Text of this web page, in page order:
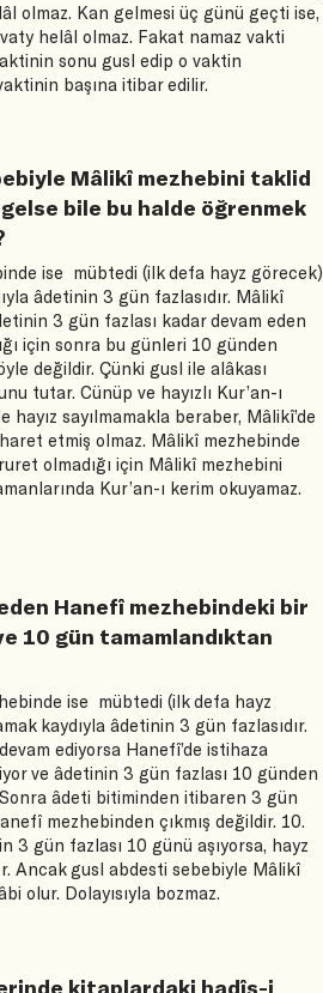
olmaz. Kan gelmesi üç günü geçti ise,
helâl olmaz. Fakat namaz vakti
sonu gusl edip o vaktin
başına itibar edilir.
Mâlikî mezhebini taklid
bile bu halde öğrenmek
ise mübtedi (ilk defa hayz görecek)
âdetinin 3 gün fazlasıdır. Mâlikî
3 gün fazlası kadar devam eden
için sonra bu günleri 10 günden
değildir. Çünki gusl ile alâkası
tutar. Cünüp ve hayızlı Kur’an-ı
sayılmamakla beraber, Mâlikî’de
etmiş olmaz. Mâlikî mezhebinde
olmadığı için Mâlikî mezhebini
Kur’an-ı kerim okuyamaz.
Hanefî mezhebindeki bir
10 gün tamamlandıktan
ise mübtedi (ilk defa hayz
kaydıyla âdetinin 3 gün fazlasıdır.
ediyorsa Hanefî’de istihaza
ve âdetinin 3 gün fazlası 10 günden
Sonra âdeti bitiminden itibaren 3 gün
mezhebinden çıkmış değildir. 10.
3 gün fazlası 10 günü aşıyorsa, hayz
Ancak gusl abdesti sebebiyle Mâlikî
olur. Dolayısıyla bozmaz.
kitaplardaki hadîs-i